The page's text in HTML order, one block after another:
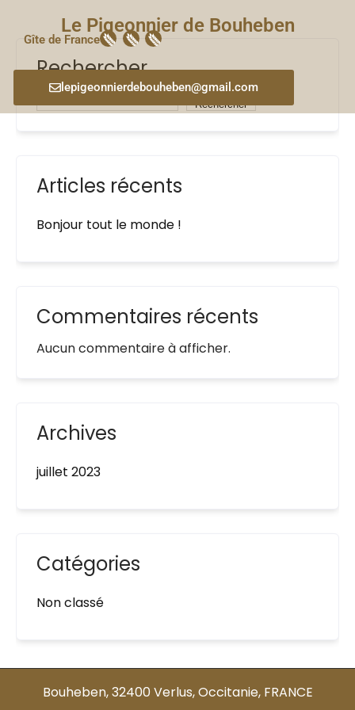
Le Pigeonnier de Bouheben
Gîte de France
lepigeonnierdebouheben@gmail.com
Rechercher
Rechercher
Articles récents
Bonjour tout le monde !
Commentaires récents
Aucun commentaire à afficher.
Archives
juillet 2023
Catégories
Non classé
Bouheben, 32400 Verlus, Occitanie, FRANCE